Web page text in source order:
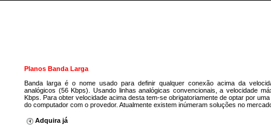
Planos Banda Larga
Banda larga é o nome usado para definir qualquer conexão acima da
analógicos (56 Kbps). Usando linhas analógicas convencionais, a velocidade
Kbps. Para obter velocidade acima desta tem-se obrigatoriamente de optar por
do computador com o provedor. Atualmente existem inúmeram soluções no
Adquira já